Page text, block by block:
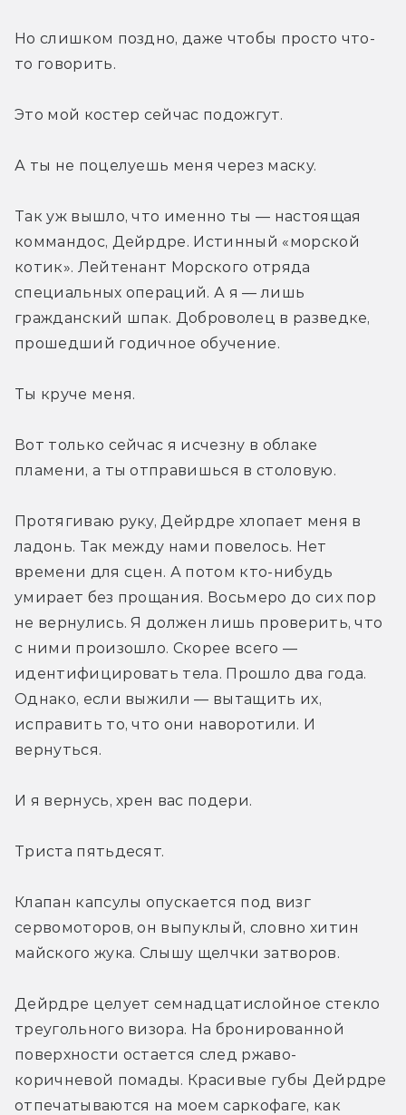
Но слишком поздно, даже чтобы просто что-
то говорить.
Это мой костер сейчас подожгут.
А ты не поцелуешь меня через маску.
Так уж вышло, что именно ты — настоящая
коммандос, Дейрдре. Истинный «морской
котик». Лейтенант Морского отряда
специальных операций. А я — лишь
гражданский шпак. Доброволец в разведке,
прошедший годичное обучение.
Ты круче меня.
Вот только сейчас я исчезну в облаке
пламени, а ты отправишься в столовую.
Протягиваю руку, Дейрдре хлопает меня в
ладонь. Так между нами повелось. Нет
времени для сцен. А потом кто-нибудь
умирает без прощания. Восьмеро до сих пор
не вернулись. Я должен лишь проверить, что
с ними произошло. Скорее всего —
идентифицировать тела. Прошло два года.
Однако, если выжили — вытащить их,
исправить то, что они наворотили. И
вернуться.
И я вернусь, хрен вас подери.
Триста пятьдесят.
Клапан капсулы опускается под визг
сервомоторов, он выпуклый, словно хитин
майского жука. Слышу щелчки затворов.
Дейрдре целует семнадцатислойное стекло
треугольного визора. На бронированной
поверхности остается след ржаво-
коричневой помады. Красивые губы Дейрдре
отпечатываются на моем саркофаге, как